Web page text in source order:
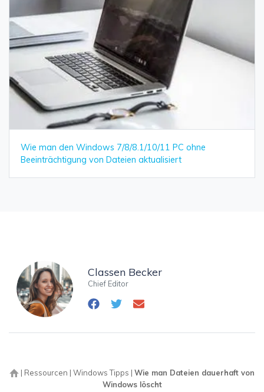
Wie man den Windows 7/8/8.1/10/11 PC ohne
Beeinträchtigung von Dateien aktualisiert
Classen Becker
Chief Editor
| Ressourcen | Windows Tipps | Wie man Dateien dauerhaft von
Windows löscht